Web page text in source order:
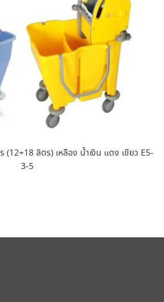
ลิตร) เหลือง น้ำเงิน แดง เขียว E5-
3-5